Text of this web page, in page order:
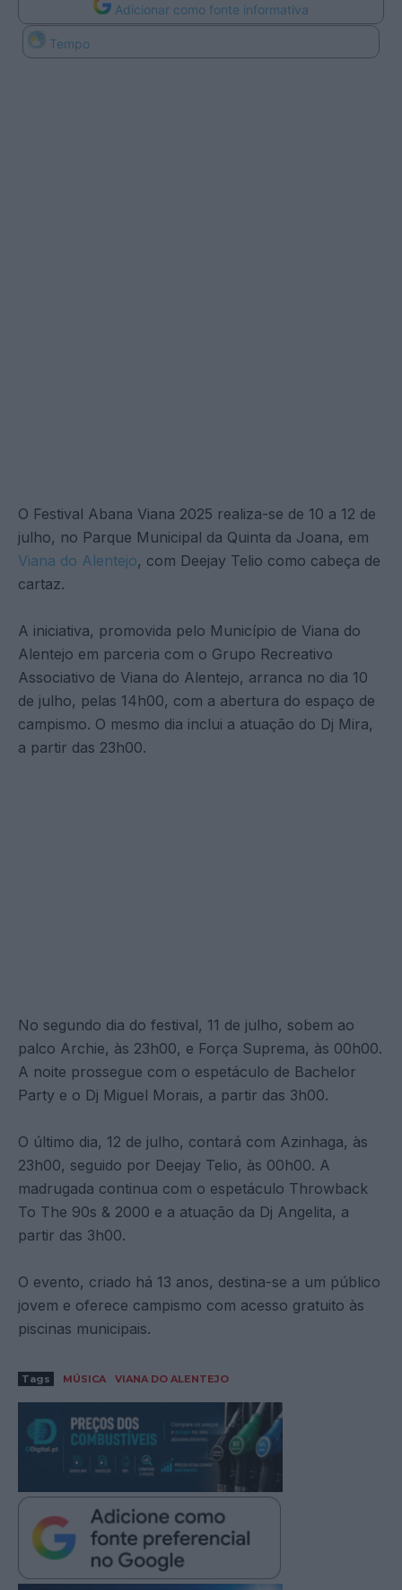
Adicionar como fonte informativa
Tempo
O Festival Abana Viana 2025 realiza-se de 10 a 12 de
julho, no Parque Municipal da Quinta da Joana, em
Viana do Alentejo, com Deejay Telio como cabeça de
cartaz.
A iniciativa, promovida pelo Município de Viana do
Alentejo em parceria com o Grupo Recreativo
Associativo de Viana do Alentejo, arranca no dia 10
de julho, pelas 14h00, com a abertura do espaço de
campismo. O mesmo dia inclui a atuação do Dj Mira,
a partir das 23h00.
No segundo dia do festival, 11 de julho, sobem ao
palco Archie, às 23h00, e Força Suprema, às 00h00.
A noite prossegue com o espetáculo de Bachelor
Party e o Dj Miguel Morais, a partir das 3h00.
O último dia, 12 de julho, contará com Azinhaga, às
23h00, seguido por Deejay Telio, às 00h00. A
madrugada continua com o espetáculo Throwback
To The 90s & 2000 e a atuação da Dj Angelita, a
partir das 3h00.
O evento, criado há 13 anos, destina-se a um público
jovem e oferece campismo com acesso gratuito às
piscinas municipais.
Tags MÚSICA VIANA DO ALENTEJO